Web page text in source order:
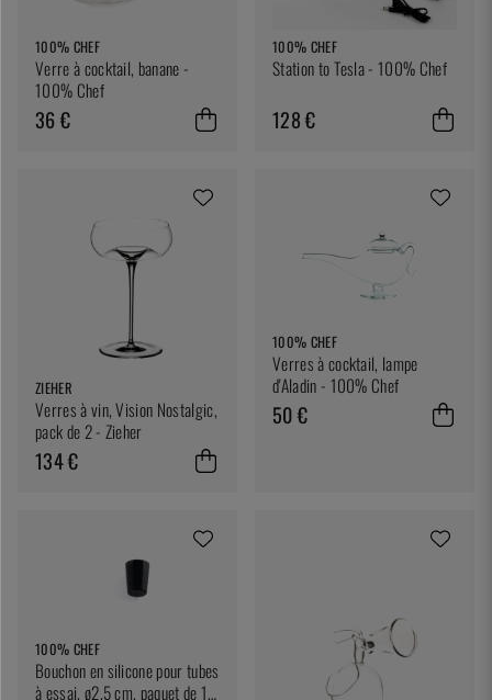
100% CHEF
Verre à cocktail, banane -
100% Chef
36 €
100% CHEF
Station to Tesla - 100% Chef
128 €
ZIEHER
Verres à vin, Vision Nostalgic,
pack de 2 - Zieher
134 €
100% CHEF
Verres à cocktail, lampe
d'Aladin - 100% Chef
50 €
100% CHEF
Bouchon en silicone pour tubes
à essai, ø2,5 cm, paquet de 10